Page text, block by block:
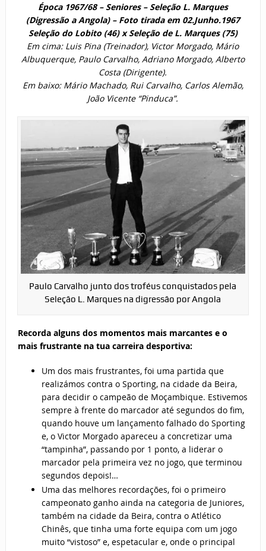
Época 1967/68 – Seniores –SeleçãoL. Marques
(Digressão a Angola) – Foto tirada em 02.Junho.1967
Seleção do Lobito (46) x Seleção de L. Marques (75)
Em cima:Luis Pina (Treinador), Victor Morgado, Mário
Albuquerque, Paulo Carvalho, Adriano Morgado, Alberto
Costa (Dirigente).
Em baixo: Mário Machado, Rui Carvalho, Carlos Alemão,
João Vicente “Pinduca”.
Paulo Carvalho junto dos troféus conquistados pela
Seleção L. Marques na digressão por Angola
Recorda alguns dos momentos mais marcantes e o
mais frustrante na tua carreira desportiva:
Um dos mais frustrantes, foi uma partida que
realizámos contra o Sporting, na cidade da Beira,
para decidir o campeão de Moçambique. Estivemos
sempre à frente do marcador até segundos do fim,
quando houve um lançamento falhado do Sporting
e, o Victor Morgado apareceu a concretizar uma
“tampinha”, passando por 1 ponto, a liderar o
marcador pela primeira vez no jogo, que terminou
segundos depois!…
Uma das melhores recordações, foi o primeiro
campeonato ganho ainda na categoria de Juniores,
também na cidade da Beira, contra o Atlético
Chinês, que tinha uma forte equipa com um jogo
muito “vistoso” e, espetacular e, onde o principal